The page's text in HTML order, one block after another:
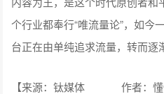
个行业都奉行“唯流量论”，如今
台正在由单纯追求流量，转而逐
【来源：钛媒体 作者：